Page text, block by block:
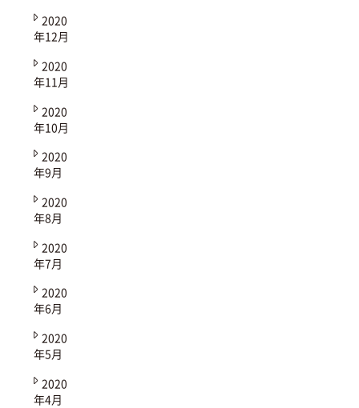
2020
年12月
2020
年11月
2020
年10月
2020
年9月
2020
年8月
2020
年7月
2020
年6月
2020
年5月
2020
年4月